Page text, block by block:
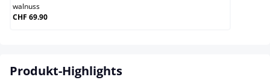
walnuss
CHF 69.90
Produkt-Highlights